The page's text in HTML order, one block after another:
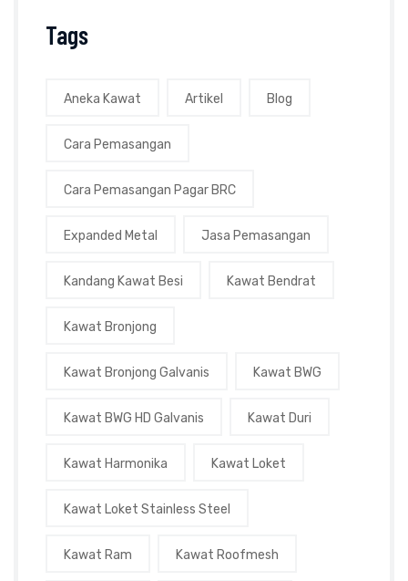
Tags
Aneka Kawat Artikel Blog
Cara Pemasangan
Cara Pemasangan Pagar BRC
Expanded Metal Jasa Pemasangan
Kandang Kawat Besi Kawat Bendrat
Kawat Bronjong
Kawat Bronjong Galvanis Kawat BWG
Kawat BWG HD Galvanis Kawat Duri
Kawat Harmonika Kawat Loket
Kawat Loket Stainless Steel
Kawat Ram Kawat Roofmesh